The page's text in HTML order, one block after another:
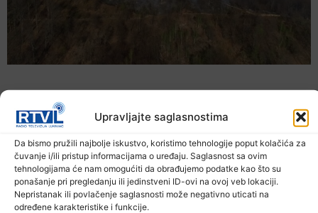
Upravljajte saglasnostima
Da bismo pružili najbolje iskustvo, koristimo tehnologije poput kolačića za
čuvanje i/ili pristup informacijama o uređaju. Saglasnost sa ovim
tehnologijama će nam omogućiti da obrađujemo podatke kao što su
ponašanje pri pregledanju ili jedinstveni ID-ovi na ovoj veb lokaciji.
Nepristanak ili povlačenje saglasnosti može negativno uticati na
određene karakteristike i funkcije.